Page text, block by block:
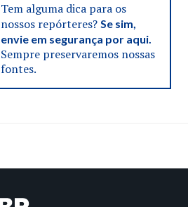
Tem alguma dica para os
nossos repórteres? Se sim,
envie em segurança por aqui.
Sempre preservaremos nossas
fontes.